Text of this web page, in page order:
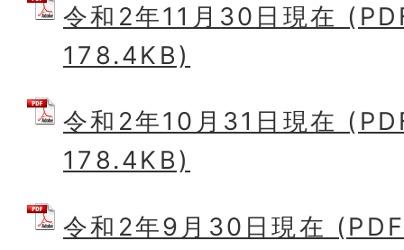
令和2年11月30日現在
178.4KB)
令和2年10月31日現在
178.4KB)
令和2年9月30日現在